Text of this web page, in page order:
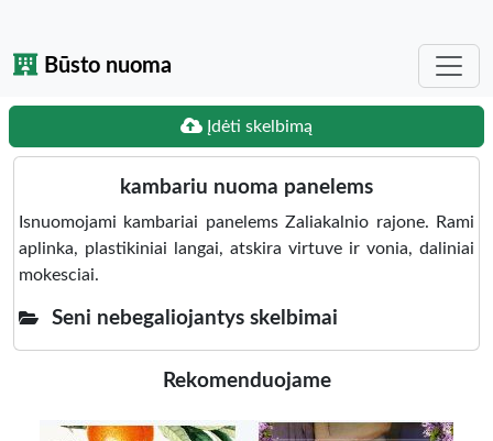
Būsto nuoma
Įdėti skelbimą
kambariu nuoma panelems
Isnuomojami kambariai panelems Zaliakalnio rajone. Rami
aplinka, plastikiniai langai, atskira virtuve ir vonia, daliniai
mokesciai.
Seni nebegaliojantys skelbimai
Rekomenduojame